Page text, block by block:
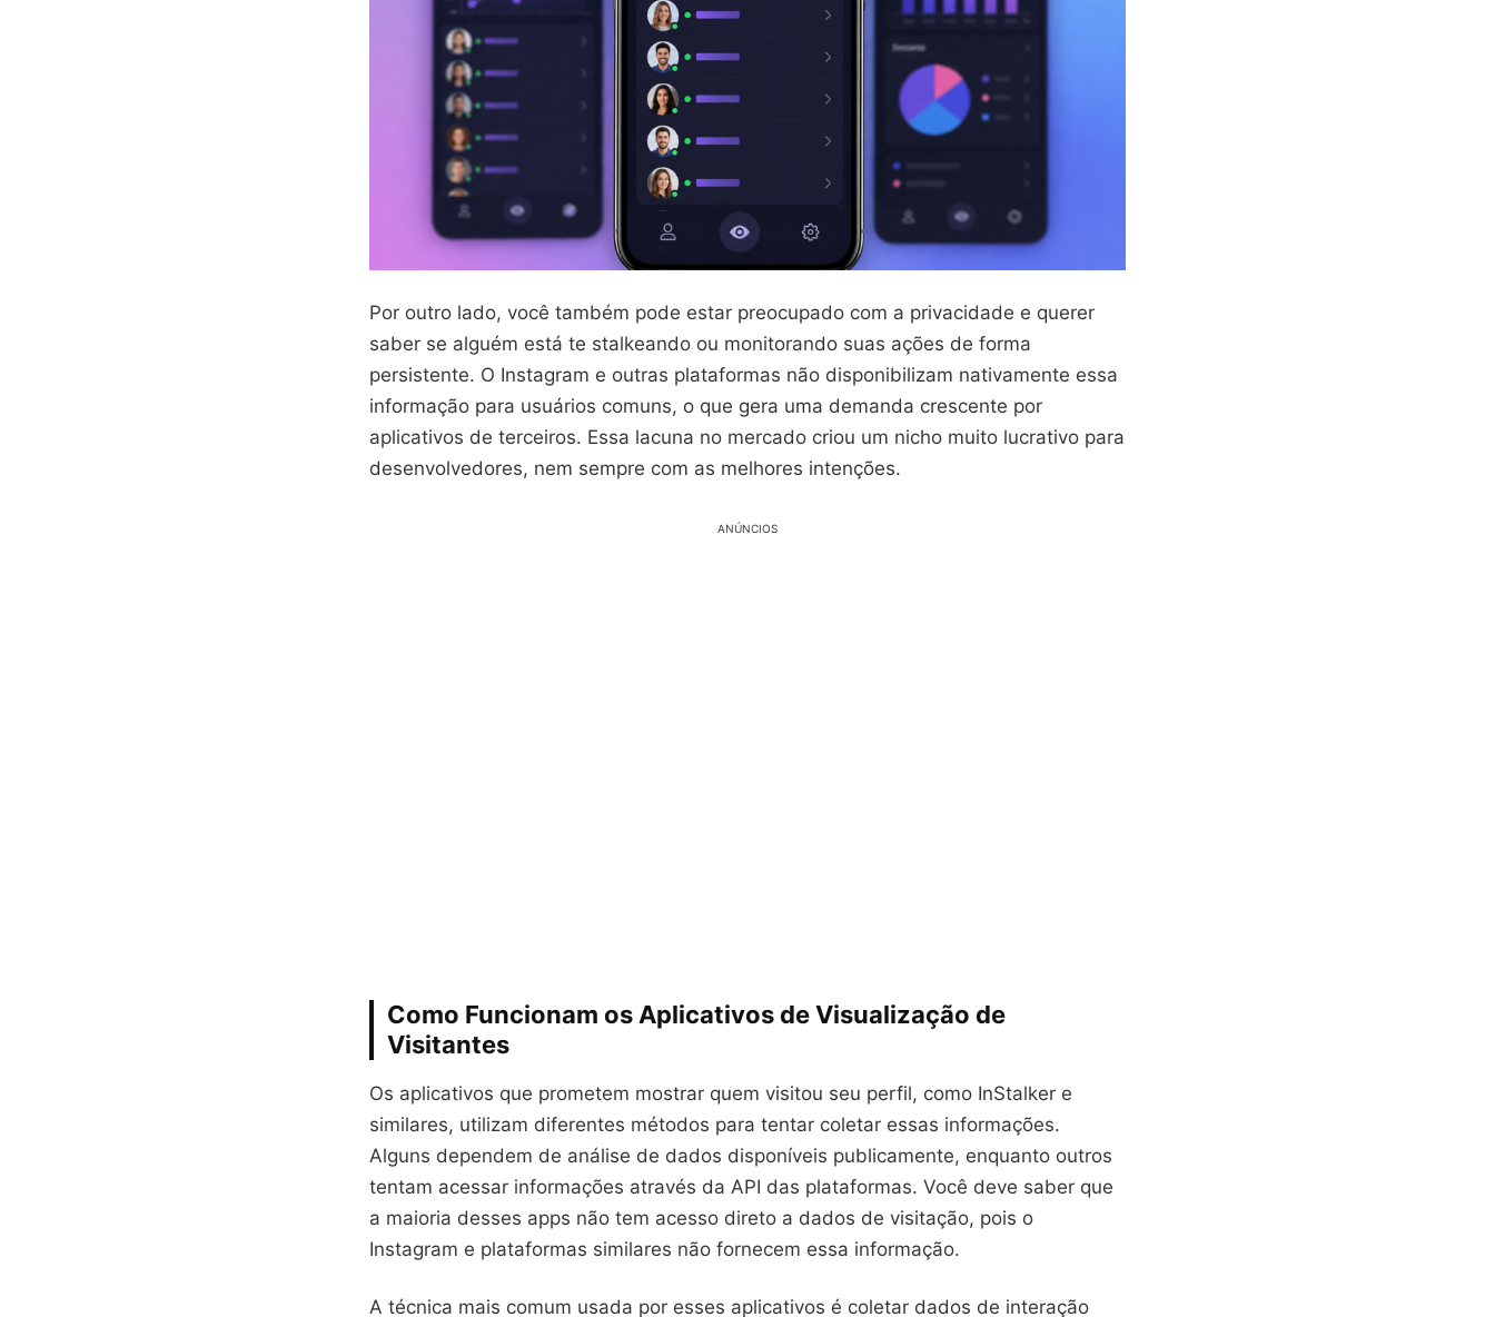
Por outro lado, você também pode estar preocupado com a privacidade e querer
saber se alguém está te stalkeando ou monitorando suas ações de forma
persistente. O Instagram e outras plataformas não disponibilizam nativamente essa
informação para usuários comuns, o que gera uma demanda crescente por
aplicativos de terceiros. Essa lacuna no mercado criou um nicho muito lucrativo para
desenvolvedores, nem sempre com as melhores intenções.
ANÚNCIOS
Como Funcionam os Aplicativos de Visualização de
Visitantes
Os aplicativos que prometem mostrar quem visitou seu perfil, como InStalker e
similares, utilizam diferentes métodos para tentar coletar essas informações.
Alguns dependem de análise de dados disponíveis publicamente, enquanto outros
tentam acessar informações através da API das plataformas. Você deve saber que
a maioria desses apps não tem acesso direto a dados de visitação, pois o
Instagram e plataformas similares não fornecem essa informação.
A técnica mais comum usada por esses aplicativos é coletar dados de interação